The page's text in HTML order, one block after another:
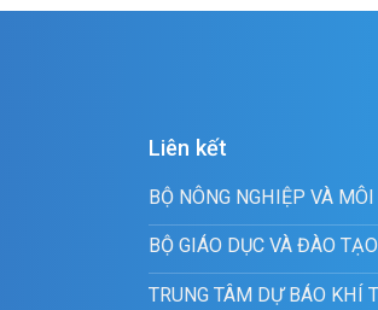
Liên kết
BỘ NÔNG NGHIỆP VÀ
BỘ GIÁO DỤC VÀ ĐÀO TẠO
TRUNG TÂM DỰ BÁO KHÍ